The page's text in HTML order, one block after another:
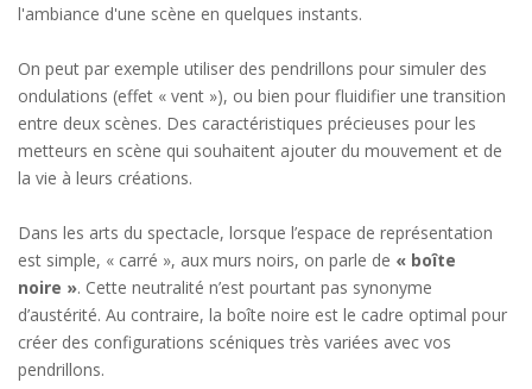
l'ambiance d'une scène en quelques instants.
On peut par exemple utiliser des pendrillons pour simuler des
ondulations (effet « vent »), ou bien pour fluidifier une transition
entre deux scènes. Des caractéristiques précieuses pour les
metteurs en scène qui souhaitent ajouter du mouvement et de
la vie à leurs créations.
Dans les arts du spectacle, lorsque l’espace de représentation
est simple, « carré », aux murs noirs, on parle de « boîte
noire ». Cette neutralité n’est pourtant pas synonyme
d’austérité. Au contraire, la boîte noire est le cadre optimal pour
créer des configurations scéniques très variées avec vos
pendrillons.